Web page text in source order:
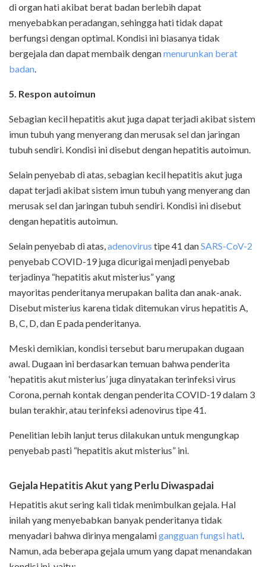
di organ hati akibat berat badan berlebih dapat
menyebabkan peradangan, sehingga hati tidak dapat
berfungsi dengan optimal. Kondisi ini biasanya tidak
bergejala dan dapat membaik denganmenurunkan berat
badan.
5. Respon autoimun
Sebagian kecil hepatitis akut juga dapat terjadi akibat sistem
imun tubuh yang menyerang dan merusak sel dan jaringan
tubuh sendiri. Kondisi ini disebut dengan hepatitis autoimun.
Selain penyebab di atas, sebagian kecil hepatitis akut juga
dapat terjadi akibat sistem imun tubuh yang menyerang dan
merusak sel dan jaringan tubuh sendiri. Kondisi ini disebut
dengan hepatitis autoimun.
Selain penyebab di atas,adenovirus tipe 41 danSARS-CoV-2
penyebab COVID-19 juga dicurigai menjadi penyebab
terjadinya “hepatitis akut misterius” yang
mayoritas penderitanya merupakan balita dan anak-anak.
Disebut misterius karena tidak ditemukan virus hepatitis A,
B, C, D, dan E pada penderitanya.
Meski demikian, kondisi tersebut baru merupakan dugaan
awal. Dugaan ini berdasarkan temuan bahwa penderita
‘hepatitis akut misterius’ juga dinyatakan terinfeksi virus
Corona, pernah kontak dengan penderita COVID-19 dalam 3
bulan terakhir, atau terinfeksi adenovirus tipe 41.
Penelitian lebih lanjut terus dilakukan untuk mengungkap
penyebab pasti “hepatitis akut misterius” ini.
Gejala Hepatitis Akut yang Perlu Diwaspadai
Hepatitis akut sering kali tidak menimbulkan gejala. Hal
inilah yang menyebabkan banyak penderitanya tidak
menyadari bahwa dirinya mengalamigangguan fungsi hati.
Namun, ada beberapa gejala umum yang dapat menandakan